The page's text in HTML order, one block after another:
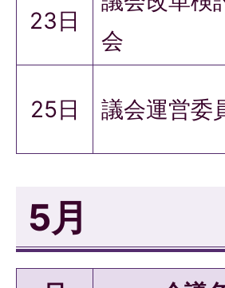
23日
会
25日 議会運営委
5月